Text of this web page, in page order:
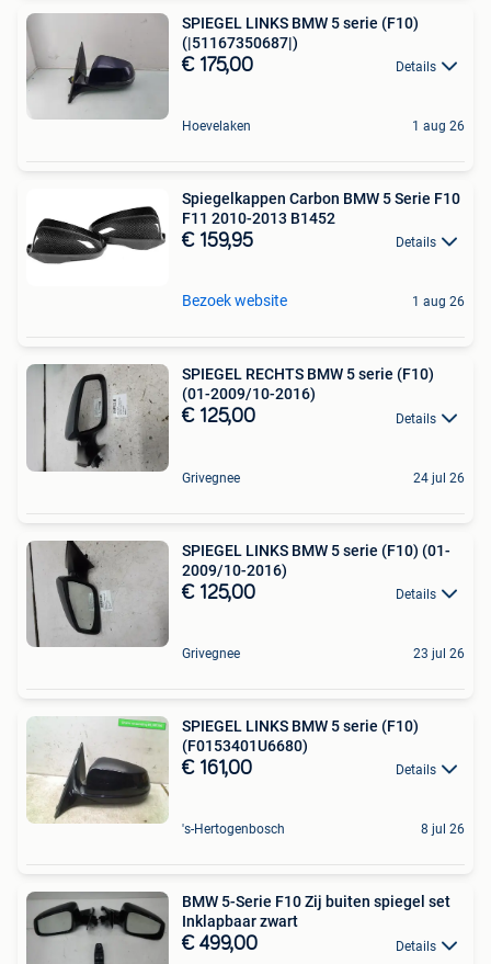
SPIEGEL LINKS BMW 5 serie (F10)
(|51167350687|)
€ 175,00 Details
Hoevelaken 1 aug 26
Spiegelkappen Carbon BMW 5 Serie F10
F11 2010-2013 B1452
€ 159,95 Details
Bezoek website 1 aug 26
SPIEGEL RECHTS BMW 5 serie (F10)
(01-2009/10-2016)
€ 125,00 Details
Grivegnee 24 jul 26
SPIEGEL LINKS BMW 5 serie (F10) (01-
2009/10-2016)
€ 125,00 Details
Grivegnee 23 jul 26
SPIEGEL LINKS BMW 5 serie (F10)
(F0153401U6680)
€ 161,00 Details
's-Hertogenbosch 8 jul 26
BMW 5-Serie F10 Zij buiten spiegel set
Inklapbaar zwart
€ 499,00 Details